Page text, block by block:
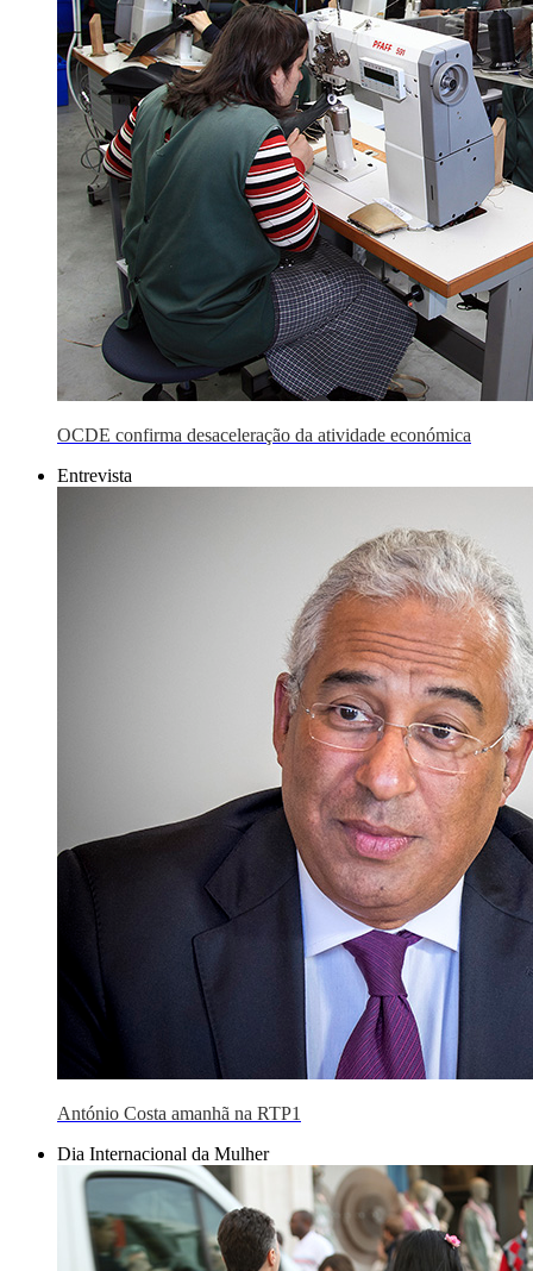
OCDE confirma desaceleração da atividade económica
Entrevista
António Costa amanhã na RTP1
Dia Internacional da Mulher